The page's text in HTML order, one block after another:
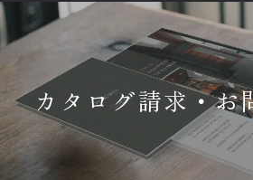
カタログ請求・お